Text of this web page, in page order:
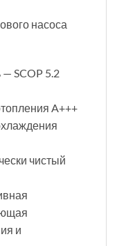
насоса
SCOP 5.2
A+++
чистый
и